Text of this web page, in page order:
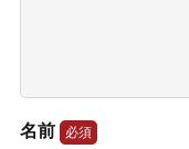
名前